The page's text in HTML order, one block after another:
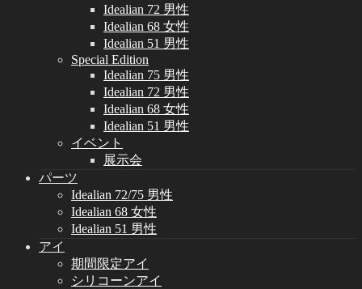
Idealian 72 男性
Idealian 68 女性
Idealian 51 男性
Special Edition
Idealian 75 男性
Idealian 72 男性
Idealian 68 女性
Idealian 51 男性
イベント
展示会
パーツ
Idealian 72/75 男性
Idealian 68 女性
Idealian 51 男性
アイ
期間限定アイ
シリコーンアイ